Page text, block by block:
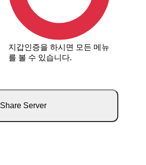
지갑인증을 하시면 모든 메뉴
를 볼 수 있습니다.
Share Server